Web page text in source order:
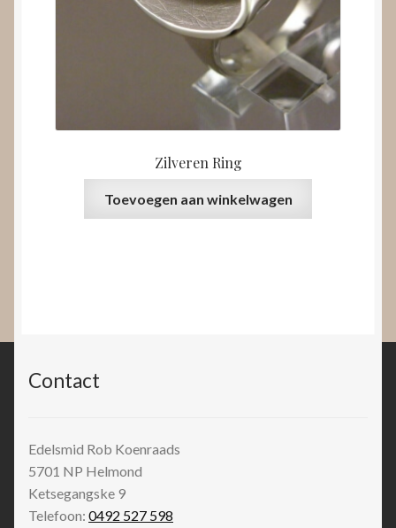
Zilveren Ring
Toevoegen aan winkelwagen
Contact
Edelsmid Rob Koenraads
5701 NP Helmond
Ketsegangske 9
Telefoon: 0492 527 598